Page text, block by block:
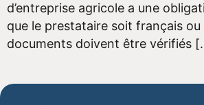
d’entreprise agricole a une
que le prestataire soit français ou
documents doivent être vérifiés